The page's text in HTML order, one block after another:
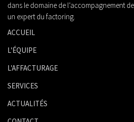
dans le domaine de l’accompagnement
un expert du factoring.
ACCUEIL
L'ÉQUIPE
L'AFFACTURAGE
SERVICES
ACTUALITÉS